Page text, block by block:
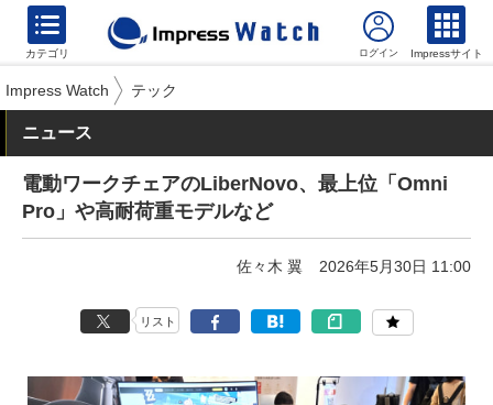
カテゴリ Impressサイト
Impress Watch テック
ニュース
電動ワークチェアのLiberNovo、最上位「Omni
Pro」や高耐荷重モデルなど
佐々木 翼 2026年5月30日 11:00
リスト